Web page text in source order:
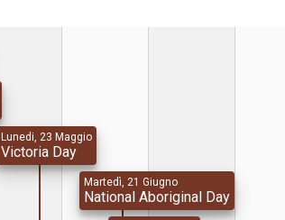
Lunedi, 23 Maggio
Victoria Day
Martedì, 21 Giugno
National Aboriginal Day